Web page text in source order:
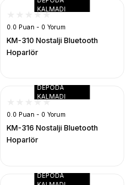
KALMADI
0.0 Puan - 0 Yorum
KM-310 Nostalji Bluetooth
Hoparlör
DEPODA
KALMADI
0.0 Puan - 0 Yorum
KM-316 Nostalji Bluetooth
Hoparlör
DEPODA